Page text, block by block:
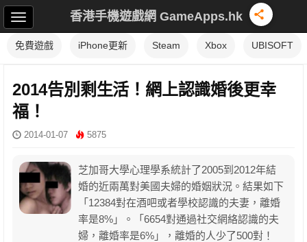
香港手機遊戲網 GameApps.hk
免費遊戲 iPhone更新 Steam Xbox UBISOFT
2014告別剩生活！網上認識婚後更幸
福！
2014-01-07 5875
芝加哥大學心理學系統計了2005到2012年結
婚的近兩萬對美國夫婦的婚姻狀況。結果如下
「12384對在酒吧或者學校認識的夫妻，離婚
率是8%」。「6654對通過社交網絡認識的夫
婦，離婚率是6%」，離婚的人少了500對！